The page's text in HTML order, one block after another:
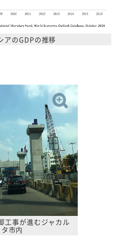
アのGDPの推移
工事が進むジャカル
タ市内